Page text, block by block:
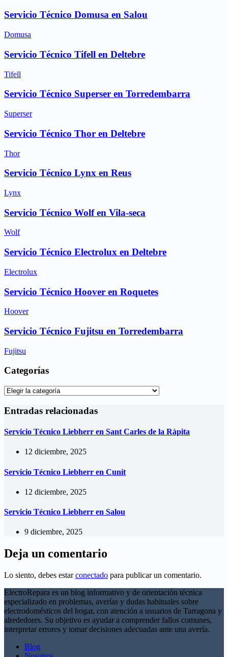
Servicio Técnico Domusa en Salou
Domusa
Servicio Técnico Tifell en Deltebre
Tifell
Servicio Técnico Superser en Torredembarra
Superser
Servicio Técnico Thor en Deltebre
Thor
Servicio Técnico Lynx en Reus
Lynx
Servicio Técnico Wolf en Vila-seca
Wolf
Servicio Técnico Electrolux en Deltebre
Electrolux
Servicio Técnico Hoover en Roquetes
Hoover
Servicio Técnico Fujitsu en Torredembarra
Fujitsu
Categorías
Categorías
Entradas relacionadas
Servicio Técnico Liebherr en Sant Carles de la Ràpita
12 diciembre, 2025
Servicio Técnico Liebherr en Cunit
12 diciembre, 2025
Servicio Técnico Liebherr en Salou
9 diciembre, 2025
Deja un comentario
Lo siento, debes estarconectado para publicar un comentario.
ElectroRepara es un blog informativo y de orientación técnica
especializado en problemas, averías y dudas habituales sobre
electrodomésticos del hogar, con atención a usuarios de Tarragona y
alrededores. Su objetivo es ayudar a comprender fallos comunes,
interpretar errores y tomar decisiones adecuadas ante una avería.
Blog